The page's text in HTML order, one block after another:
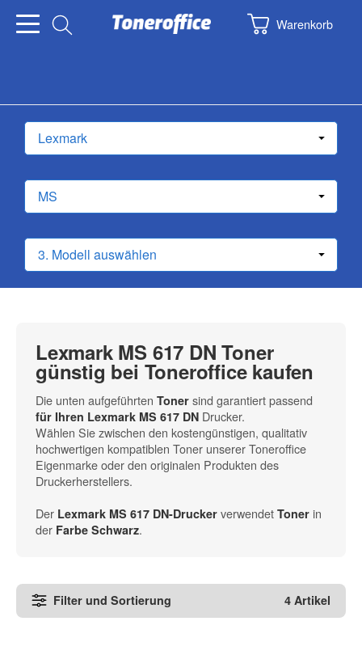
Warenkorb
Lexmark MS 617 DN Toner
günstig bei Toneroffice kaufen
Die unten aufgeführten Toner sind garantiert passend
für Ihren Lexmark MS 617 DN Drucker.
Wählen Sie zwischen den kostengünstigen, qualitativ
hochwertigen kompatiblen Toner unserer Toneroffice
Eigenmarke oder den originalen Produkten des
Druckerherstellers.
Der Lexmark MS 617 DN-Drucker verwendet Toner in
der Farbe Schwarz.
Filter und Sortierung 4 Artikel